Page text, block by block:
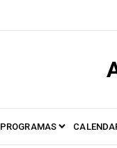
PROGRAMAS